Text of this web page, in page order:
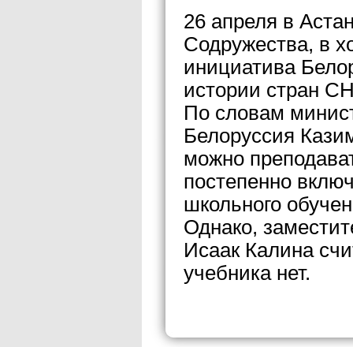
26 апреля в
Содружества, в
инициатива
истории стран
По словам
Белоруссия
можно
постепенно
школьного
Однако,
Исаак Калина
учебника нет.